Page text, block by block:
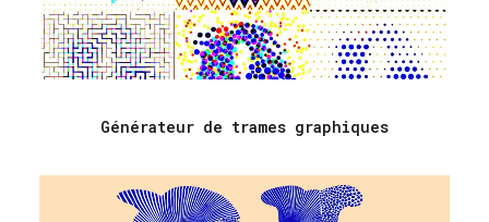
Générateur de trames graphiques